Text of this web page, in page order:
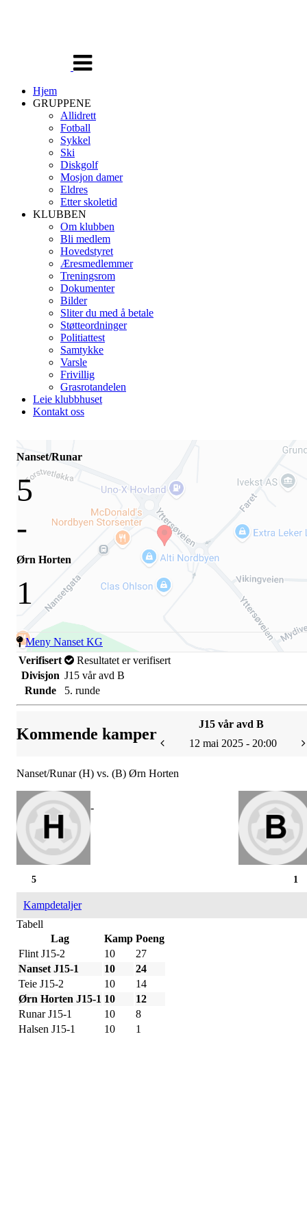
navigasjon
Hjem
GRUPPENE
Allidrett
Fotball
Sykkel
Ski
Diskgolf
Mosjon damer
Eldres
Etter skoletid
KLUBBEN
Om klubben
Bli medlem
Hovedstyret
Æresmedlemmer
Treningsrom
Dokumenter
Bilder
Sliter du med å betale
Støtteordninger
Politiattest
Samtykke
Varsle
Frivillig
Grasrotandelen
Leie klubbhuset
Kontakt oss
Nanset/Runar
5
-
Ørn Horten
1
Meny Nanset KG
Verifisert
Resultatet er verifisert
Divisjon J15 vår avd B
Runde
5. runde
Kommende kamper
J15 vår avd B
12 mai 2025 - 20:00
Nanset/Runar (H) vs. (B) Ørn Horten
-
1
5
Kampdetaljer
Tabell
Lag
Kamp Poeng
Flint J15-2
10
27
Nanset J15-1
10
24
Teie J15-2
10
14
Ørn Horten J15-1 10
12
Runar J15-1
10
8
Halsen J15-1
10 1